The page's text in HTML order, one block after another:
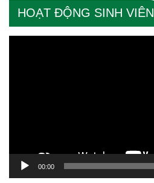
HOẠT ĐỘNG SINH VIÊN
00:00